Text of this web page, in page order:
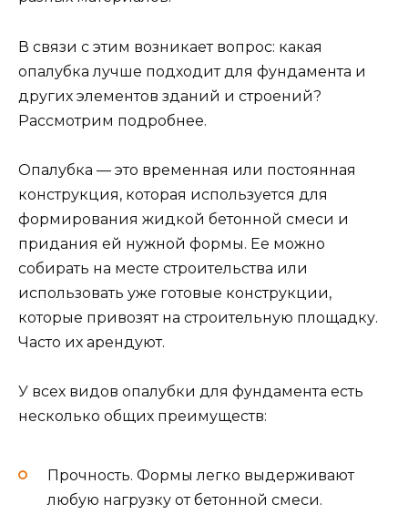
В связи с этим возникает вопрос: какая
опалубка лучше подходит для фундамента и
других элементов зданий и строений?
Рассмотрим подробнее.
Опалубка — это временная или постоянная
конструкция, которая используется для
формирования жидкой бетонной смеси и
придания ей нужной формы. Ее можно
собирать на месте строительства или
использовать уже готовые конструкции,
которые привозят на строительную площадку.
Часто их арендуют.
У всех видов опалубки для фундамента есть
несколько общих преимуществ:
Прочность. Формы легко выдерживают
любую нагрузку от бетонной смеси.